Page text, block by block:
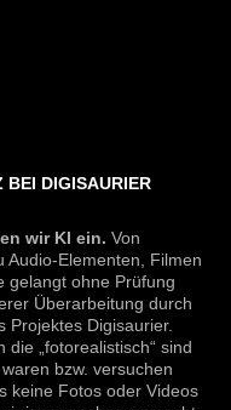
BEI DIGISAURIER
wir KI ein. Von
Audio-Elementen, Filmen
gelangt ohne Prüfung
Überarbeitung durch
Projektes Digisaurier.
„fotorealistisch“ sind
bzw. versuchen
keine Fotos oder Videos